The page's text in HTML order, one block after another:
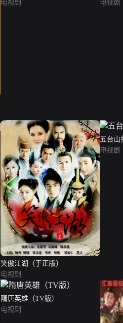
电视剧
电视剧
笑傲江湖（于正版）
电视剧
五台山
电视剧
隋唐英雄（TV版）
电视剧